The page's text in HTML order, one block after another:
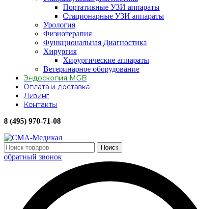
Портативные УЗИ аппараты
Стационарные УЗИ аппараты
Урология
Физиотерапия
Функциональная Диагностика
Хирургия
Хирургические аппараты
Ветеринарное оборудование
Эндоскопия MGB
Оплата и доставка
Лизинг
Контакты
8 (495) 970-71-08
Поиск
обратный звонок